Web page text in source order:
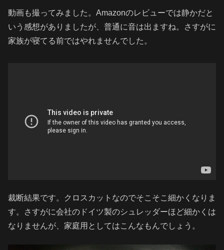
動画も撮ってみました。Amazonのレビューでは静かだと
いう感想がありましたが、普通に音は出ますね。さすがに
家族が寝てる前ではやれませんでした。
裁断結果です。クロスカットなのでそこそこ細かくなりま
す。さすがに会社のドイツ製のシュレッダーほど細かくは
なりませんが、家庭用としてはこんなもんでしょう。